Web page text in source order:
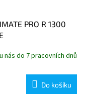
PRO R 1300
nás do 7 pracovních dnů
Do košíku